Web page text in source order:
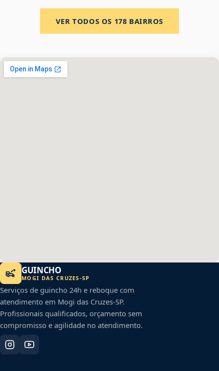
VER TODOS OS 178 BAIRROS
GUINCHO
MOGI DAS CRUZES-SP
Serviços de guincho 24h e reboque com
atendimento em Mogi das Cruzes-SP.
Profissionais qualificados, orçamento sem
compromisso e agilidade no atendimento.